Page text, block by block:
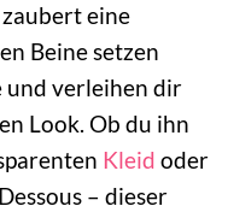
eine
Beine setzen
und verleihen dir
Look. Ob du ihn
Kleid oder
– dieser